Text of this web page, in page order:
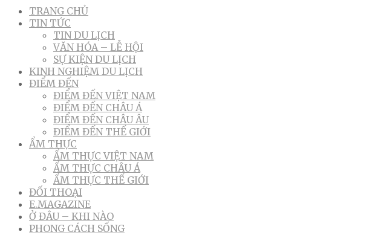
TRANG CHỦ
TIN TỨC
TIN DU LỊCH
VĂN HÓA – LỄ HỘI
SỰ KIỆN DU LỊCH
KINH NGHIỆM DU LỊCH
ĐIỂM ĐẾN
ĐIỂM ĐẾN VIỆT NAM
ĐIỂM ĐẾN CHÂU Á
ĐIỂM ĐẾN CHÂU ÂU
ĐIỂM ĐẾN THẾ GIỚI
ẨM THỰC
ẨM THỰC VIỆT NAM
ẨM THỰC CHÂU Á
ẨM THỰC THẾ GIỚI
ĐỐI THOẠI
E.MAGAZINE
Ở ĐÂU – KHI NÀO
PHONG CÁCH SỐNG